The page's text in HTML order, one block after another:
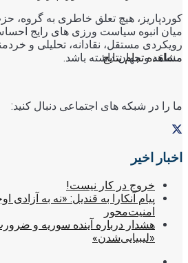
مشاهده تمام نتایج
کوردپاریز، هیچ تعلق خاطری به گروه،
میان انبوه سیاست ورزی های رایج
رویکردی مستقل، نقادانه، تحلیلی و
منطقه و جهان داشته باشد.
ما را در شبکه های اجتماعی دنبال کنید:
اخبار اخیر
خروج در کار نیست!
پیام آنکارا به قندیل: «نه به آزادی
امنیت‌محور
هشدار درباره آینده سوریه و
«لیبیایی‌شدن»